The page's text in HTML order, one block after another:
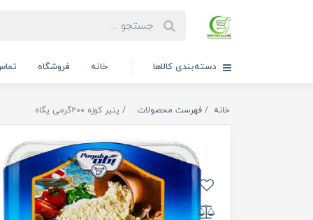
دسته‌بندی کالاها خانه فروشگاه
خانه فهرست محصولات پنیر کوزه 200گرمی پگاه